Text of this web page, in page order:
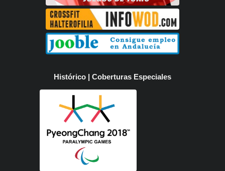
Histórico | Coberturas Especiales